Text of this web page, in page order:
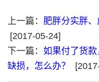
上一篇： 肥胖分实胖
[2017-05-24]
下一篇： 如果付了货
缺损，怎么办？